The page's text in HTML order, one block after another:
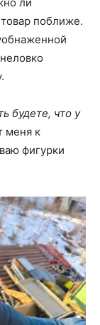
товар поближе.
будете, что у
меня к
фигурки